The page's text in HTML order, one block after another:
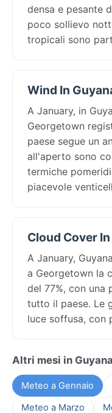
densa e pesante
poco sollievo
tropicali sono
Wind In
A January, in
Georgetown
paese segue un
all'aperto sono
termiche
piacevole
Cloud Cover
A January,
a Georgetown la
del 77%, con una
tutto il paese. Le
luce soffusa, con
Altri mesi in Guyana
Meteo a Gennaio
Meteo a Marzo